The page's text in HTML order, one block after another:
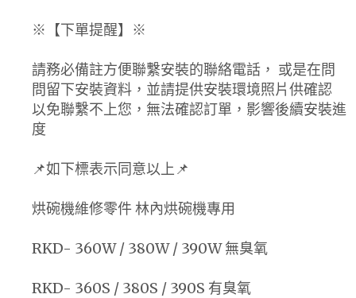
※【下單提醒】※
請務必備註方便聯繫安裝的聯絡電話， 或是在問
問留下安裝資料，並請提供安裝環境照片供確認
以免聯繫不上您，無法確認訂單，影響後續安裝進
度
📌如下標表示同意以上📌
烘碗機維修零件 林內烘碗機專用
RKD- 360W / 380W / 390W 無臭氧
RKD- 360S / 380S / 390S 有臭氧